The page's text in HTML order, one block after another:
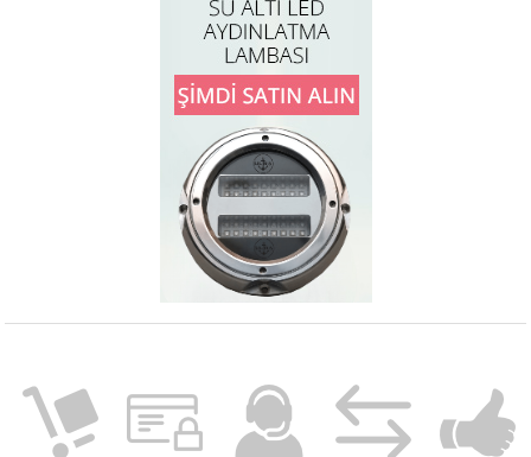
Ø 14-30 mm halatlara uygun.